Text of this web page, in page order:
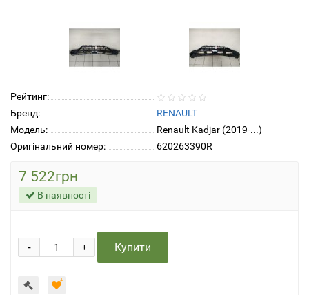
Рейтинг:
Бренд:
RENAULT
Модель:
Renault Kadjar (2019-...)
Оригінальний номер:
620263390R
7 522грн
В наявності
+
- Купити